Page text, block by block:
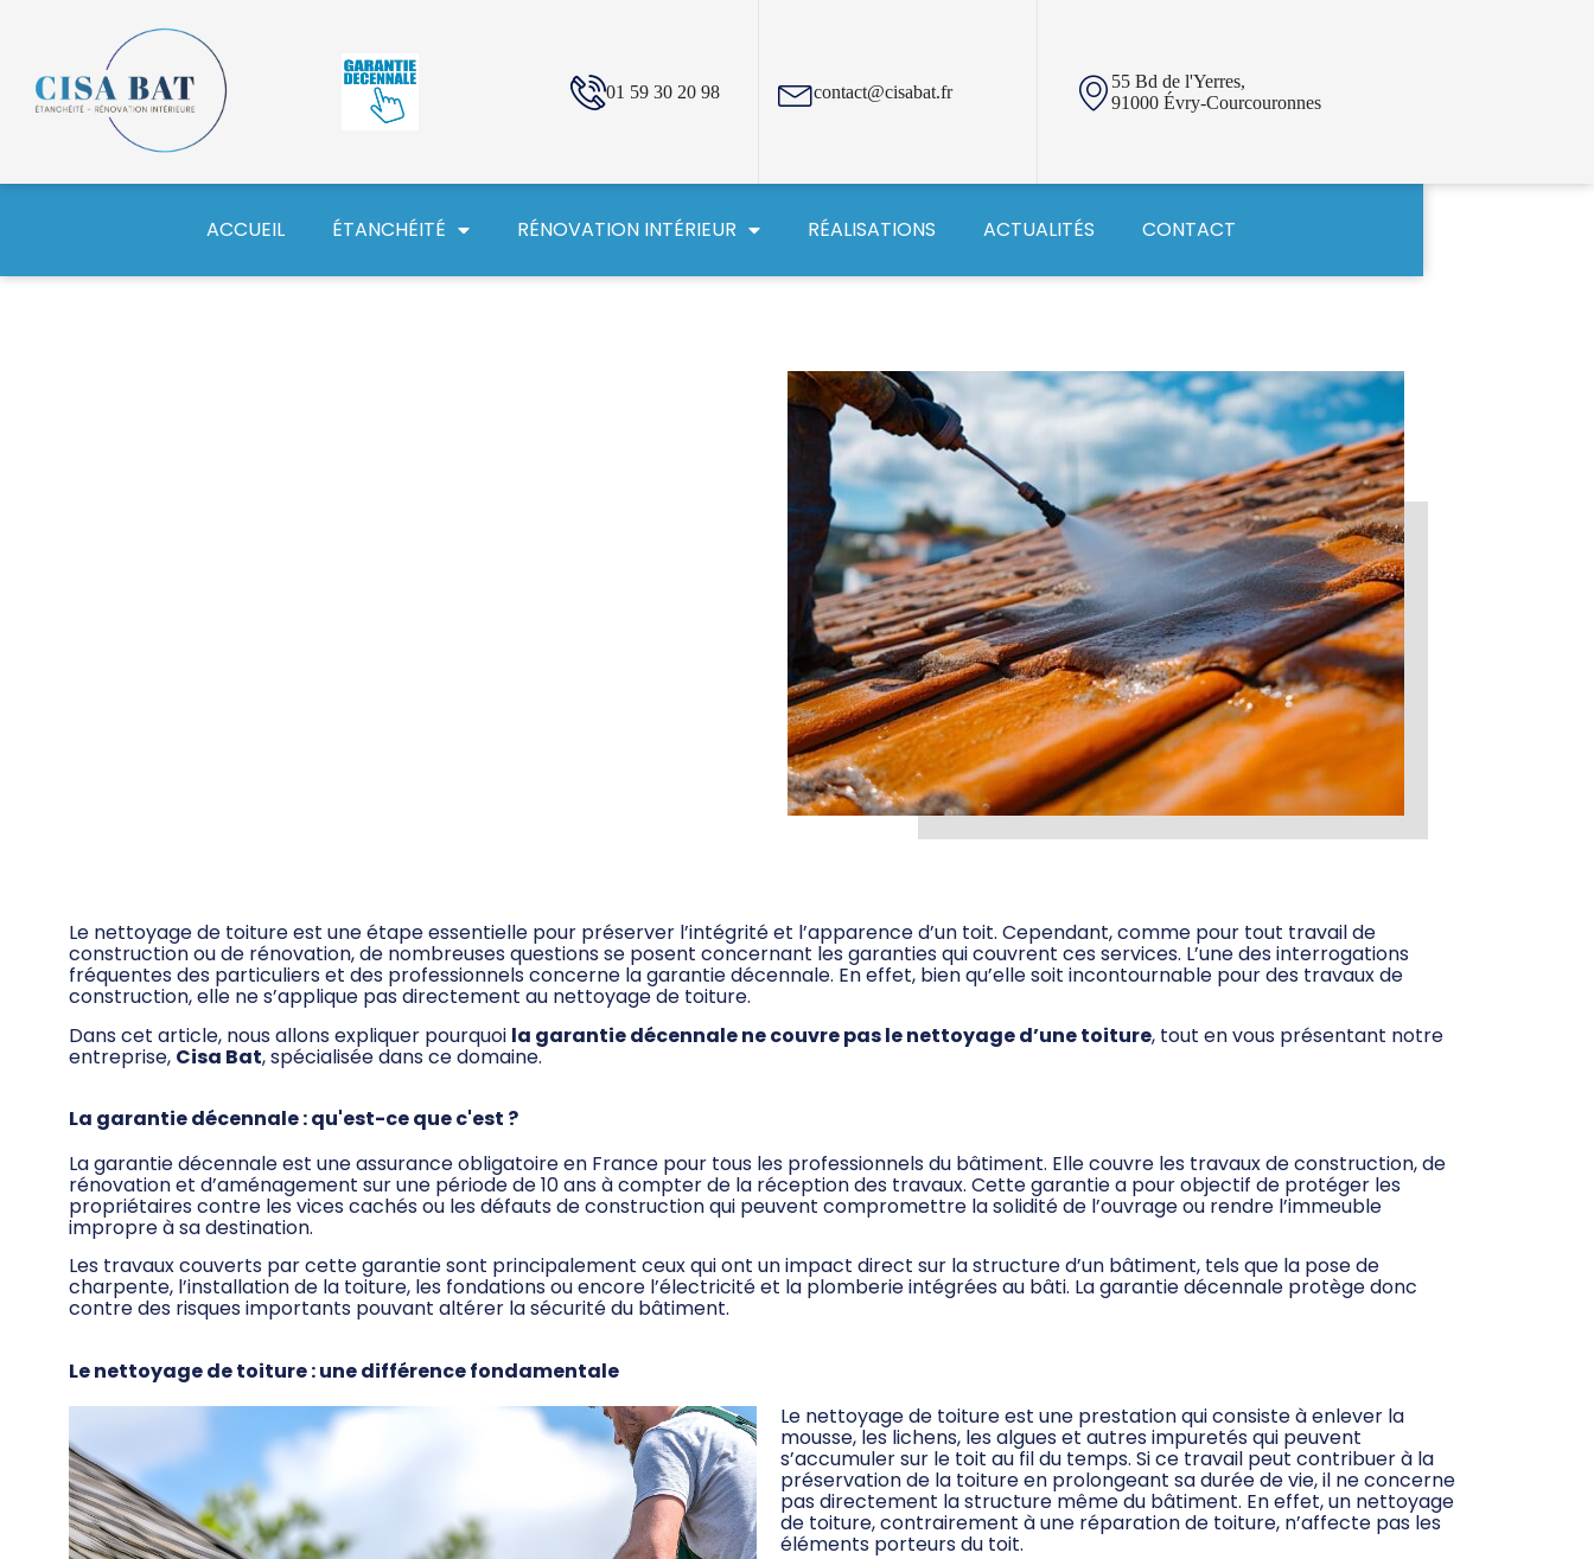
01 59 30 20 98 contact@cisabat.fr
55 Bd de l'Yerres,
91000 Évry-Courcouronnes
ACCUEIL ÉTANCHÉITÉ RÉNOVATION INTÉRIEUR RÉALISATIONS ACTUALITÉS CONTACT
Le nettoyage de toiture est une étape essentielle pour préserver l’intégrité et l’apparence d’un toit. Cependant, comme pour tout travail de
construction ou de rénovation, de nombreuses questions se posent concernant les garanties qui couvrent ces services. L’une des interrogations
fréquentes des particuliers et des professionnels concerne la garantie décennale. En effet, bien qu’elle soit incontournable pour des travaux de
construction, elle ne s’applique pas directement au nettoyage de toiture.
Dans cet article, nous allons expliquer pourquoi la garantie décennale ne couvre pas le nettoyage d’une toiture, tout en vous présentant notre
entreprise, Cisa Bat, spécialisée dans ce domaine.
La garantie décennale : qu'est-ce que c'est ?
La garantie décennale est une assurance obligatoire en France pour tous les professionnels du bâtiment. Elle couvre les travaux de construction, de
rénovation et d’aménagement sur une période de 10 ans à compter de la réception des travaux. Cette garantie a pour objectif de protéger les
propriétaires contre les vices cachés ou les défauts de construction qui peuvent compromettre la solidité de l’ouvrage ou rendre l’immeuble
impropre à sa destination.
Les travaux couverts par cette garantie sont principalement ceux qui ont un impact direct sur la structure d’un bâtiment, tels que la pose de
charpente, l’installation de la toiture, les fondations ou encore l’électricité et la plomberie intégrées au bâti. La garantie décennale protège donc
contre des risques importants pouvant altérer la sécurité du bâtiment.
Le nettoyage de toiture : une différence fondamentale
Le nettoyage de toiture est une prestation qui consiste à enlever la
mousse, les lichens, les algues et autres impuretés qui peuvent
s’accumuler sur le toit au fil du temps. Si ce travail peut contribuer à la
préservation de la toiture en prolongeant sa durée de vie, il ne concerne
pas directement la structure même du bâtiment. En effet, un nettoyage
de toiture, contrairement à une réparation de toiture, n’affecte pas les
éléments porteurs du toit.